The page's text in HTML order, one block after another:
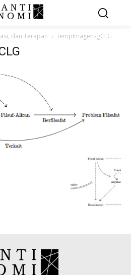
dan Terapan tempImagenzgCLG